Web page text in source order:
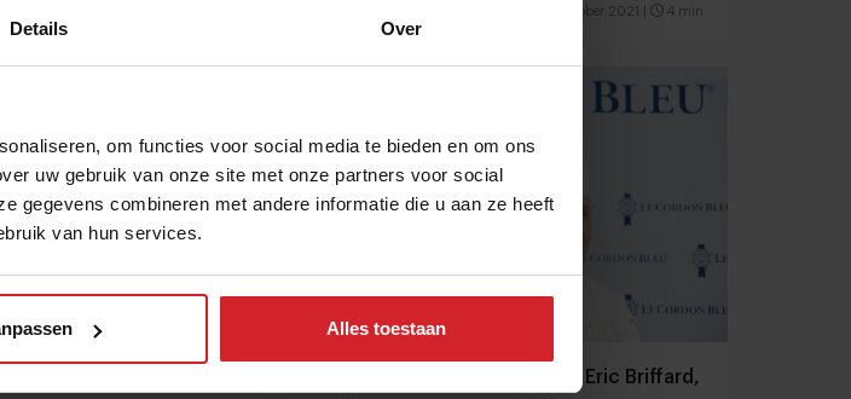
Details Over
om functies voor social media te bieden en om ons
uw gebruik van onze site met onze partners voor social
gegevens combineren met andere informatie die u aan ze heeft
van hun services.
Alles toestaan
3 oktober 2021 4 min
Chefs die het anders doen | Eric Briffard,